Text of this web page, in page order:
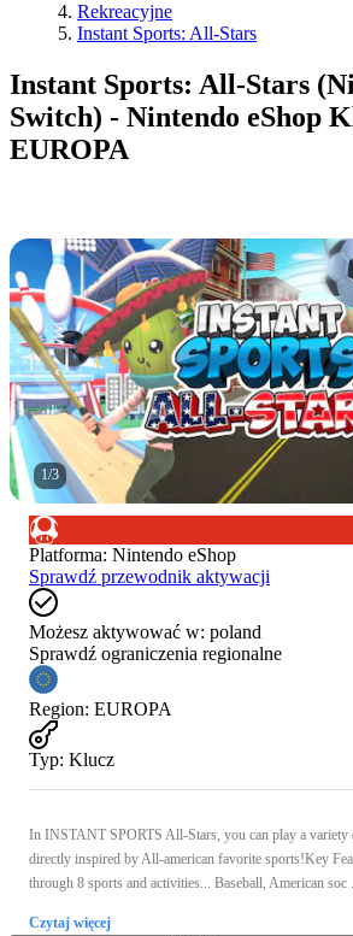
Rekreacyjne
Instant Sports: All-Stars
Instant Sports: All-Stars
Switch) - Nintendo eShop
EUROPA
1/3
Platforma: Nintendo eShop
Sprawdź przewodnik aktywacji
Możesz aktywować w: poland
Sprawdź ograniczenia regionalne
Region: EUROPA
Typ: Klucz
In INSTANT SPORTS All-Stars, you can play a variety
directly inspired by All-american favorite sports!Key
through 8 sports and activities... Baseball, American soc
Czytaj więcej